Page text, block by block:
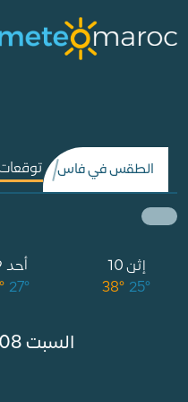
الطقس في فاس توقعات 15
أحد 09
27°
إثن 10
38° 25°
السبت 08 غشث 2026